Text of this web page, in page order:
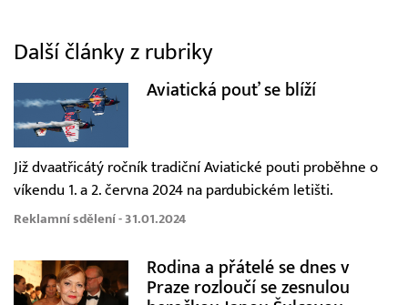
Další články z rubriky
Aviatická pouť se blíží
Již dvaatřicátý ročník tradiční Aviatické pouti proběhne o
víkendu 1. a 2. června 2024 na pardubickém letišti.
Reklamní sdělení - 31.01.2024
Rodina a přátelé se dnes v
Praze rozloučí se zesnulou